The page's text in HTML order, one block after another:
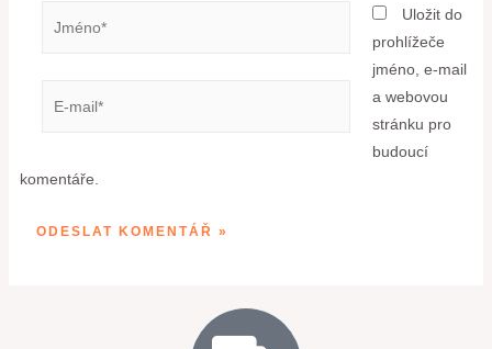
Uložit do
prohlížeče
jméno, e-mail
a webovou
stránku pro
budoucí
komentáře.